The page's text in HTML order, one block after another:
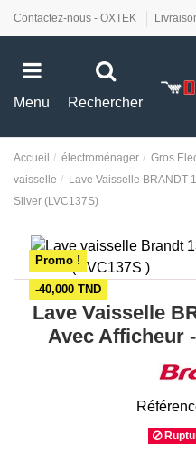
Contactez-nous - OXTEK
Menu Rechercher
Accueil électroménager Gros
vaisselle
Lave Vaisselle BRANDT
Silver (LVC137S)
Promo !
-40,000 TND
Lave Vaisselle
Avec Afficheur